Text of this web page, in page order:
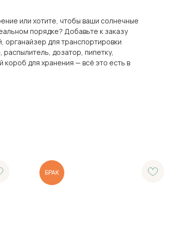
или хотите, чтобы ваши солнечные
порядке? Добавьте к заказу
органайзер для транспортировки
дозатор, пипетку,
для хранения — всё это есть в
БРАК